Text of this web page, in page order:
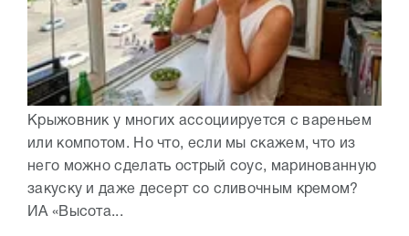
Крыжовник у многих ассоциируется с вареньем
или компотом. Но что, если мы скажем, что из
него можно сделать острый соус, маринованную
закуску и даже десерт со сливочным кремом?
ИА «Высота...